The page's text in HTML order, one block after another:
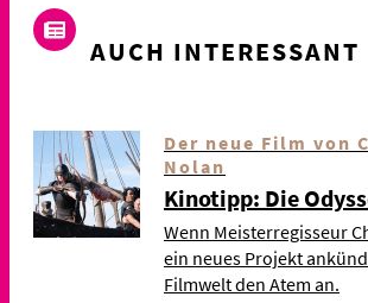
AUCH INTERESSANT
Der neue Film von
Nolan
Kinotipp: Die
Wenn Meisterregisseur
ein neues Projekt
Filmwelt den Atem an.